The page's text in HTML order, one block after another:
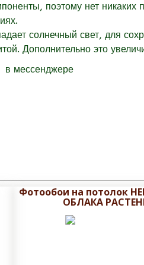
поэтому нет
солнечный свет, для
Дополнительно это
в мессенджере
Фотообои на потолок
ОБЛАКА